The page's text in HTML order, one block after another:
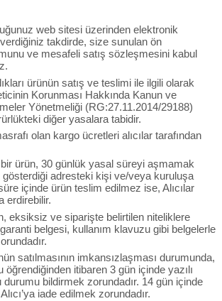
web sitesi üzerinden elektronik
takdirde, size sunulan ön
ve mesafeli satış sözleşmesini kabul
ürünün satış ve teslimi ile ilgili olarak
Korunması Hakkında Kanun ve
Yönetmeliği (RG:27.11.2014/29188)
diğer yasalara tabidir.
olan kargo ücretleri alıcılar tarafından
bir ürün, 30 günlük yasal süreyi aşmamak
gösterdiği adresteki kişi ve/veya kuruluşa
içinde ürün teslim edilmez ise, Alıcılar
erdirebilir.
eksiksiz ve siparişte belirtilen niteliklere
belgesi, kullanım klavuzu gibi belgelerle
satılmasının imkansızlaşması durumunda,
öğrendiğinden itibaren 3 gün içinde yazılı
durumu bildirmek zorundadır. 14 gün içinde
iade edilmek zorundadır.